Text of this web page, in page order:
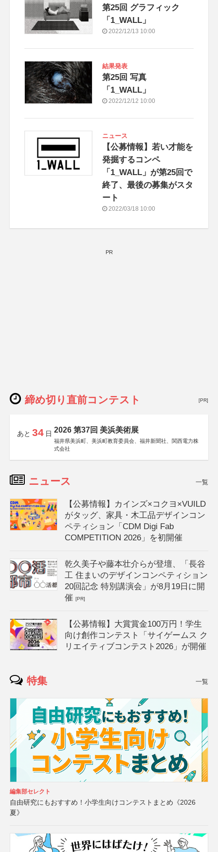
第25回 グラフィック
「1_WALL」
2022/12/13 10:00
結果発表
第25回 写真
「1_WALL」
2022/12/12 10:00
ニュース
【公募情報】若い才能を
発掘するコンペ
「1_WALL」が第25回で
終了、最後の募集がスタ
ート
2022/03/18 10:00
PR
締め切り直前コンテスト [PR]
あと 34 日 2026 第37回 美浜美術展
福井県美浜町、美浜町教育委員会、福井新聞社、関西電力株
式会社
ニュース 一覧
【公募情報】カインズ×コクヨ×VUILD
がタッグ、家具・木工品デザインコン
ペティション「CDM Digi Fab
COMPETITION 2026」を初開催
乾久美子や藤本壮介らが登壇、「長谷
工 住まいのデザインコンペティション
20回記念 特別講演会」が8月19日に開
催[PR]
【公募情報】大賞賞金100万円！学生
向け創作コンテスト「サイゲームス ク
リエイティブコンテスト2026」が開催
特集 一覧
編集部セレクト
自由研究にもおすすめ！小学生向けコンテストまとめ《2026
夏》